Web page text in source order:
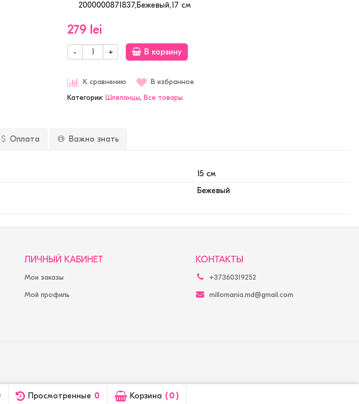
2000000871837,Бежевый,17 см
279 lei
- + В корзину
К сравнению
В избранное
Категории: Шлепанцы, Bсе товары
Оплата Важно знать
15 см
Бежевый
ЛИЧНЫЙ КАБИНЕТ
Мои заказы
Мой профиль
КОНТАКТЫ
+37360319252
millomania.md@gmail.com
Просмотренные 0 Корзина 0